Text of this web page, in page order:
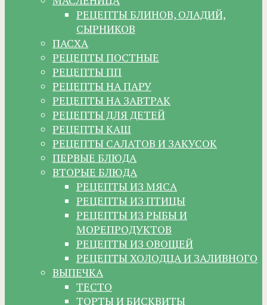
РЕЦЕПТЫ БЛИНОВ, ОЛАДИЙ,
СЫРНИКОВ
ПАСХА
РЕЦЕПТЫ ПОСТНЫЕ
РЕЦЕПТЫ ПП
РЕЦЕПТЫ НА ПАРУ
РЕЦЕПТЫ НА ЗАВТРАК
РЕЦЕПТЫ ДЛЯ ДЕТЕЙ
РЕЦЕПТЫ КАШ
РЕЦЕПТЫ САЛАТОВ И ЗАКУСОК
ПЕРВЫЕ БЛЮДА
ВТОРЫЕ БЛЮДА
РЕЦЕПТЫ ИЗ МЯСА
РЕЦЕПТЫ ИЗ ПТИЦЫ
РЕЦЕПТЫ ИЗ РЫБЫ И
МОРЕПРОДУКТОВ
РЕЦЕПТЫ ИЗ ОВОЩЕЙ
РЕЦЕПТЫ ХОЛОДЦА И ЗАЛИВНОГО
ВЫПЕЧКА
ТЕСТО
ТОРТЫ И БИСКВИТЫ